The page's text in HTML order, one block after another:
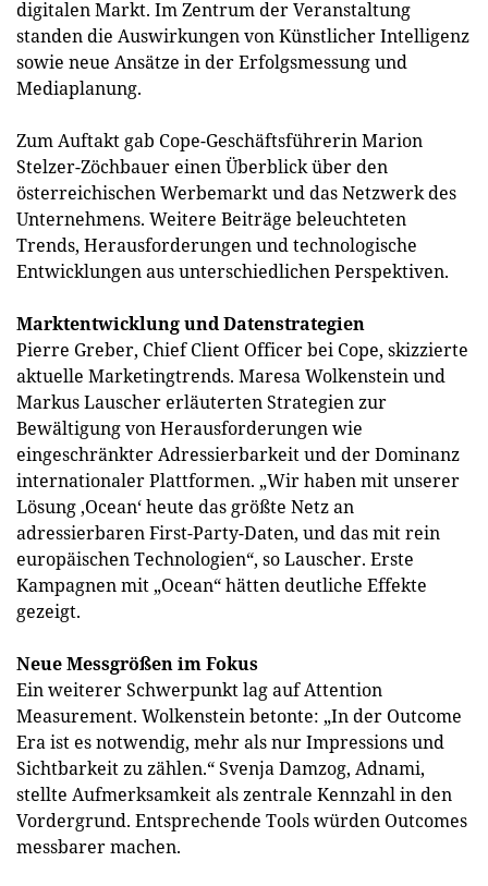
digitalen Markt. Im Zentrum der Veranstaltung
standen die Auswirkungen von Künstlicher Intelligenz
sowie neue Ansätze in der Erfolgsmessung und
Mediaplanung.
Zum Auftakt gab Cope-Geschäftsführerin Marion
Stelzer-Zöchbauer einen Überblick über den
österreichischen Werbemarkt und das Netzwerk des
Unternehmens. Weitere Beiträge beleuchteten
Trends, Herausforderungen und technologische
Entwicklungen aus unterschiedlichen Perspektiven.
Marktentwicklung und Datenstrategien
Pierre Greber, Chief Client Officer bei Cope, skizzierte
aktuelle Marketingtrends. Maresa Wolkenstein und
Markus Lauscher erläuterten Strategien zur
Bewältigung von Herausforderungen wie
eingeschränkter Adressierbarkeit und der Dominanz
internationaler Plattformen. „Wir haben mit unserer
Lösung ,Ocean‘ heute das größte Netz an
adressierbaren First-Party-Daten, und das mit rein
europäischen Technologien“, so Lauscher. Erste
Kampagnen mit „Ocean“ hätten deutliche Effekte
gezeigt.
Neue Messgrößen im Fokus
Ein weiterer Schwerpunkt lag auf Attention
Measurement. Wolkenstein betonte: „In der Outcome
Era ist es notwendig, mehr als nur Impressions und
Sichtbarkeit zu zählen.“ Svenja Damzog, Adnami,
stellte Aufmerksamkeit als zentrale Kennzahl in den
Vordergrund. Entsprechende Tools würden Outcomes
messbarer machen.